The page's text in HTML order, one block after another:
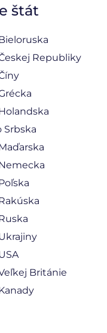
štát
Republiky
Srbska
Británie